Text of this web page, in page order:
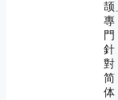
颉
專
門
針
對
简
体